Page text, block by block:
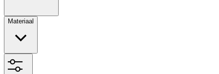
Materiaal